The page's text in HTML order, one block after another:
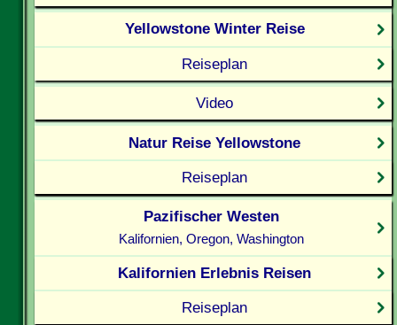
Yellowstone Winter Reise
Reiseplan
Video
Natur Reise Yellowstone
Reiseplan
Pazifischer Westen
Kalifornien, Oregon, Washington
Kalifornien Erlebnis Reisen
Reiseplan